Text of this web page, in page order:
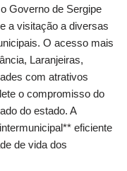
Governo de Sergipe
a visitação a diversas
O acesso mais
Laranjeiras,
com atrativos
o compromisso do
do estado. A
eficiente
de vida dos